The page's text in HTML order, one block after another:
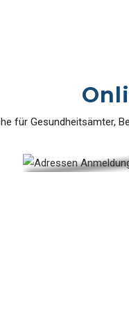
für Gesundheitsämter,